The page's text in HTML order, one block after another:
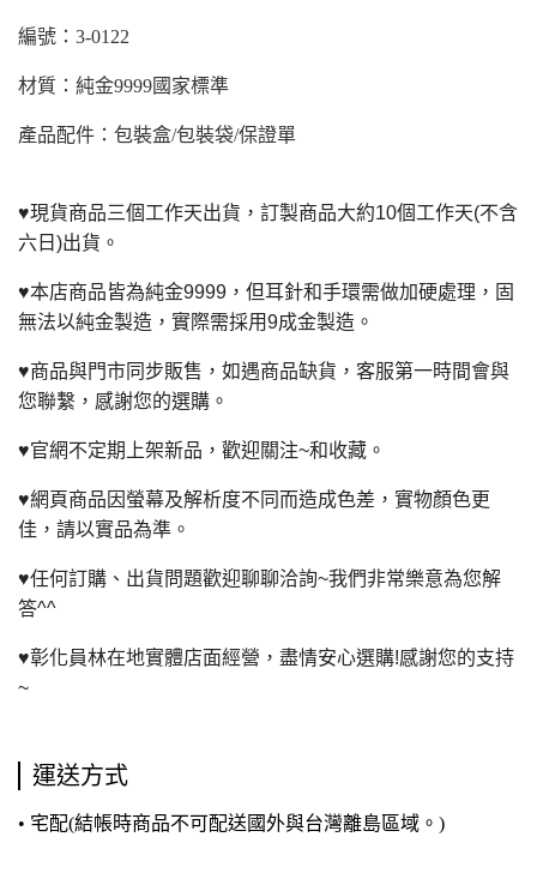
編號：3-0122
材質：純金9999國家標準
產品配件：包裝盒/包裝袋/保證單
♥現貨商品三個工作天出貨，訂製商品大約10個工作天(不含
六日)出貨。
♥本店商品皆為純金9999，但耳針和手環需做加硬處理，固
無法以純金製造，實際需採用9成金製造。
♥商品與門市同步販售，如遇商品缺貨，客服第一時間會與
您聯繫，感謝您的選購。
♥官網不定期上架新品，歡迎關注~和收藏。
♥網頁商品因螢幕及解析度不同而造成色差，實物顏色更
佳，請以實品為準。
♥任何訂購、出貨問題歡迎聊聊洽詢~我們非常樂意為您解
答^^
♥彰化員林在地實體店面經營，盡情安心選購!感謝您的支持
~
運送方式
• 宅配(結帳時商品不可配送國外與台灣離島區域。)